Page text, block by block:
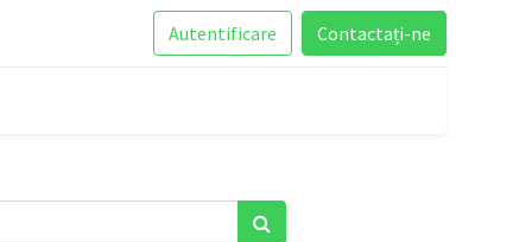
Autentificare Contactați-ne